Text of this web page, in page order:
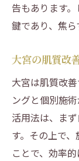
告もあります
鍵であり、焦ら
大宮の肌質改
大宮は肌質改
ングと個別施
活用法は、ま
す。その上で
ことで、効率